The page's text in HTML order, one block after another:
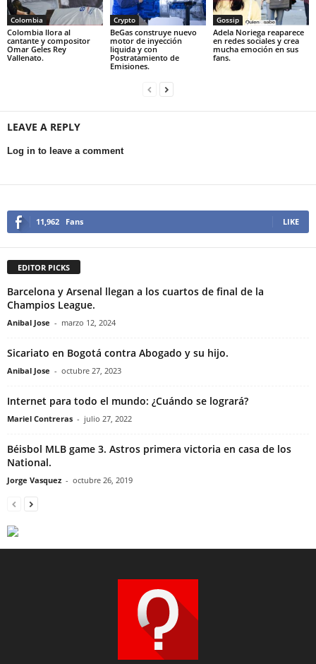
Colombia
Colombia llora al
cantante y compositor
Omar Geles Rey
Vallenato.
Crypto
BeGas construye nuevo
motor de inyección
liquida y con
Postratamiento de
Emisiones.
Gossip
Adela Noriega reaparece
en redes sociales y crea
mucha emoción en sus
fans.
LEAVE A REPLY
Log in to leave a comment
11,962 Fans LIKE
EDITOR PICKS
Barcelona y Arsenal llegan a los cuartos de final de la
Champios League.
Anibal Jose - marzo 12, 2024
Sicariato en Bogotá contra Abogado y su hijo.
Anibal Jose - octubre 27, 2023
Internet para todo el mundo: ¿Cuándo se logrará?
Mariel Contreras - julio 27, 2022
Béisbol MLB game 3. Astros primera victoria en casa de los
National.
Jorge Vasquez - octubre 26, 2019